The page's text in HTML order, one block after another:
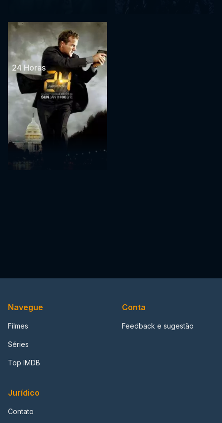
24 Horas
Navegue
Filmes
Séries
Top IMDB
Conta
Feedback e sugestão
Jurídico
Contato